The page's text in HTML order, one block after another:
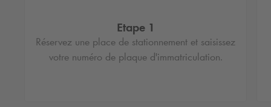
Etape 1
Réservez une place de stationnement et saisissez
votre numéro de plaque d'immatriculation.